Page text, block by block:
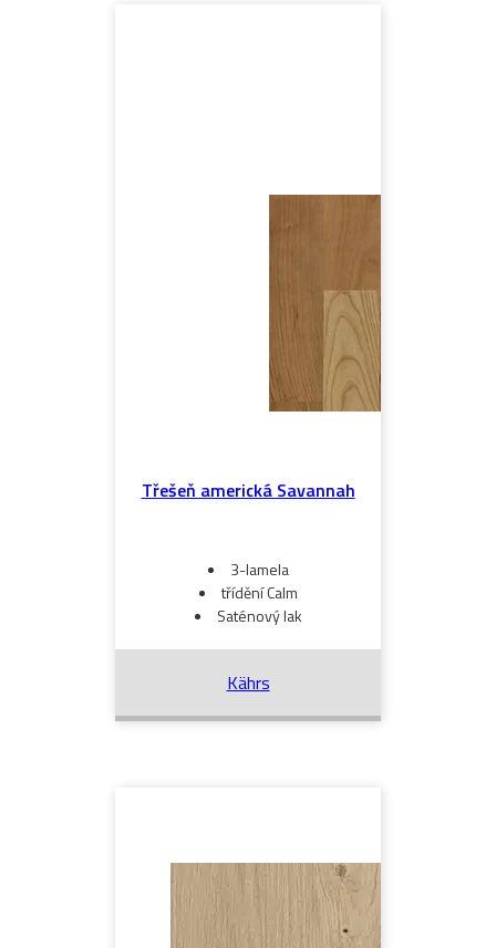
Třešeň americká Savannah
3-lamela
třídění Calm
Saténový lak
Kährs